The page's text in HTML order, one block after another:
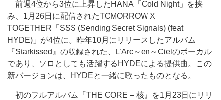
前週4位から3位に上昇したHANA「Cold Night」を挟
み、1月26日に配信されたTOMORROW X
TOGETHER「SSS (Sending Secret Signals) (feat.
HYDE)」が4位に。昨年10月にリリースしたアルバム
『Starkissed』の収録された、L’Arc～en～Cielのボーカル
であり、ソロとしても活躍するHYDEによる提供曲。この
新バージョンは、HYDEと一緒に歌ったものとなる。
初のフルアルバム『THE CORE – 核』を1月23日にリリ